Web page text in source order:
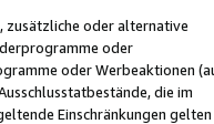
zusätzliche oder alternative
oder
oder Werbeaktionen
die im
Einschränkungen gelten